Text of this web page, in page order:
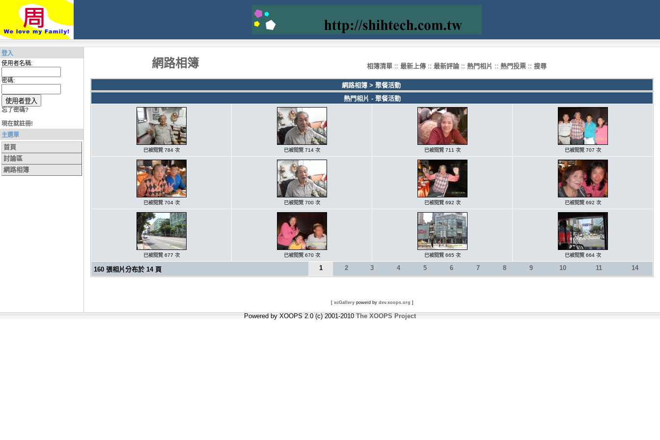
登入
使用者名稱:
密碼:
忘了密碼?
現在就註冊!
主選單
首頁
討論區
網路相簿
網路相簿 相簿清單 :: 最新上傳 :: 最新評論 :: 熱門相片 :: 熱門投票 :: 搜尋
網路相簿> 聚餐活動
熱門相片 - 聚餐活動
已被閱覽 784 次 已被閱覽 714 次 已被閱覽 711 次 已被閱覽 707 次
已被閱覽 704 次 已被閱覽 700 次 已被閱覽 692 次 已被閱覽 692 次
已被閱覽 677 次 已被閱覽 670 次 已被閱覽 665 次 已被閱覽 664 次
160 張相片分布於 14 頁 1 2 3 4 5 6 7 8 9 10 11 14
[ xcGallerypowerd by dev.xoops.org ]
Powered by XOOPS 2.0 (c) 2001-2010 The XOOPS Project